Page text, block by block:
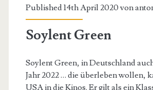
Published 14th April 2020 von
Soylent Green
Soylent Green, in Deutschland
Jahr 2022 … die überleben wollen,
USA in die Kinos. Er gilt als ein